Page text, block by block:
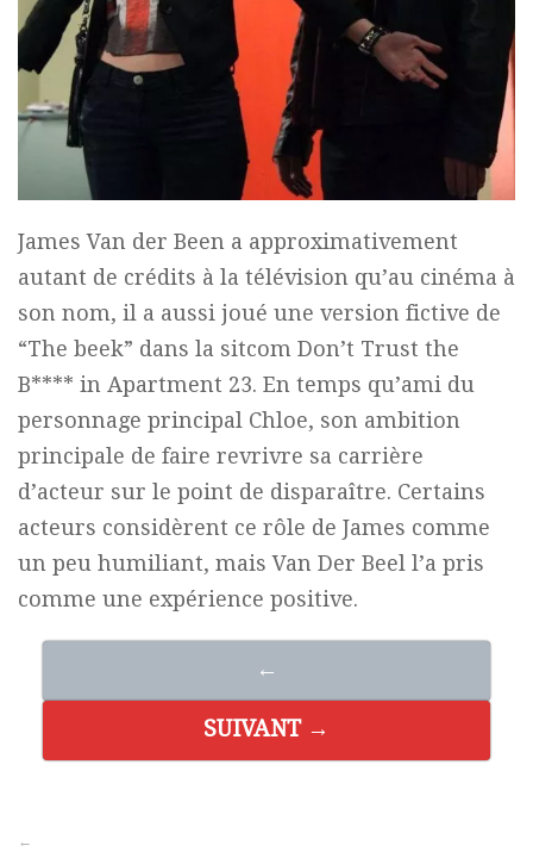
James Van der Been a approximativement
autant de crédits à la télévision qu’au cinéma à
son nom, il a aussi joué une version fictive de
“The beek” dans la sitcom Don’t Trust the
B**** in Apartment 23. En temps qu’ami du
personnage principal Chloe, son ambition
principale de faire revrivre sa carrière
d’acteur sur le point de disparaître. Certains
acteurs considèrent ce rôle de James comme
un peu humiliant, mais Van Der Beel l’a pris
comme une expérience positive.
←
SUIVANT →
←